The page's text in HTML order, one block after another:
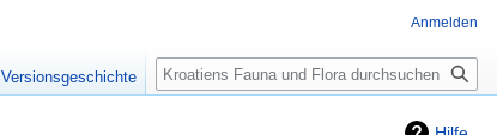
Anmelden
Versionsgeschichte Suche